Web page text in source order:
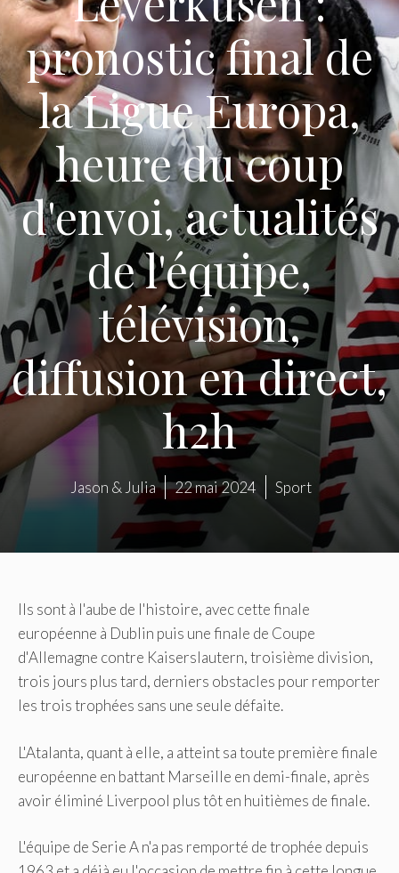
pronostic final de
la Ligue Europa,
heure du coup
d'envoi, actualités
de l'équipe,
télévision,
diffusion en direct,
h2h
Jason & Julia 22 mai 2024 Sport
Ils sont à l'aube de l'histoire, avec cette finale
européenne à Dublin puis une finale de Coupe
d'Allemagne contre Kaiserslautern, troisième division,
trois jours plus tard, derniers obstacles pour remporter
les trois trophées sans une seule défaite.
L'Atalanta, quant à elle, a atteint sa toute première finale
européenne en battant Marseille en demi-finale, après
avoir éliminé Liverpool plus tôt en huitièmes de finale.
L'équipe de Serie A n'a pas remporté de trophée depuis